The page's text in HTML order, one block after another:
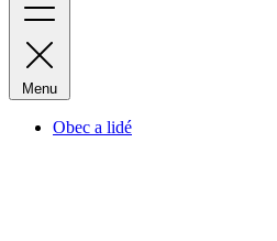
Menu
Obec a lidé